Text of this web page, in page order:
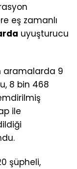
eş zamanlı
uyuşturucu
aramalarda 9
8 bin 468
ile
şüpheli,